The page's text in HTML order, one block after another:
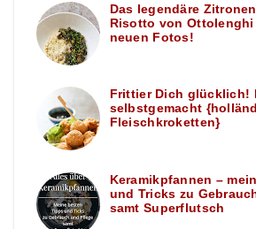
Das legendäre
Risotto von
neuen Fotos!
Frittier Dich glücklich!
selbstgemacht
Fleischkroketten}
Keramikpfannen –
und Tricks zu
samt Superflutsch